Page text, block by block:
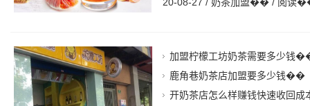
加盟柠檬工坊奶茶需要多少钱
鹿角巷奶茶店加盟要多少钱��
开奶茶店怎么样赚钱快速收回成